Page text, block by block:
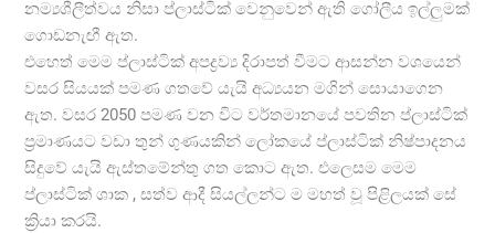
නම්‍යශීලීත්වය නිසා ප්ලාස්ටික් වෙනුවෙන් ඇති ගෝලීය ඉල්ලුමක්
ගොඩනැඟී ඇත.
එහෙත් මෙම ප්ලාස්ටික් අපද්‍රව්‍ය දිරාපත් වීමට ආසන්න වශයෙන්
වසර සියයක් පමණ ගතවේ යැයි අධ්‍යයන මගින් සොයාගෙන
ඇත. වසර 2050 පමණ වන විට වර්තමානයේ පවතින ප්ලාස්ටික්
ප්‍රමාණයට වඩා තුන් ගුණයකින් ලෝකයේ ප්ලාස්ටික් නිෂ්පාදනය
සිදුවේ යැයි ඇස්තමේන්තු ගත කොට ඇත. එලෙසම මෙම
ප්ලාස්ටික් ශාක , සත්ව ආදී සියල්ලන්ට ම මහත් වූ පිළිලයක් සේ
ක්‍රියා කරයි.